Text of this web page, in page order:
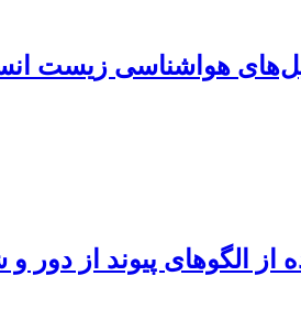
هواشناسی زیست
از الگوهای پیوند از